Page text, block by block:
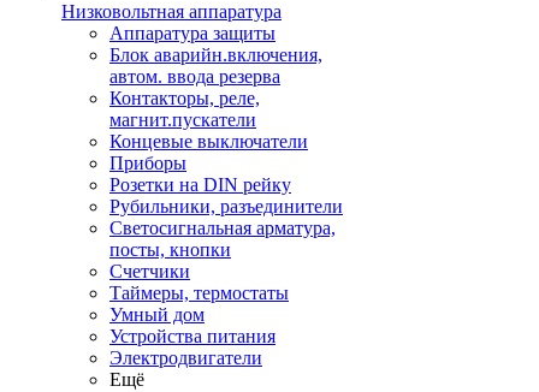
Низковольтная аппаратура
Аппаратура защиты
Блок аварийн.включения,
автом. ввода резерва
Контакторы, реле,
магнит.пускатели
Концевые выключатели
Приборы
Розетки на DIN рейку
Рубильники, разъединители
Светосигнальная арматура,
посты, кнопки
Счетчики
Таймеры, термостаты
Умный дом
Устройства питания
Электродвигатели
Ещё